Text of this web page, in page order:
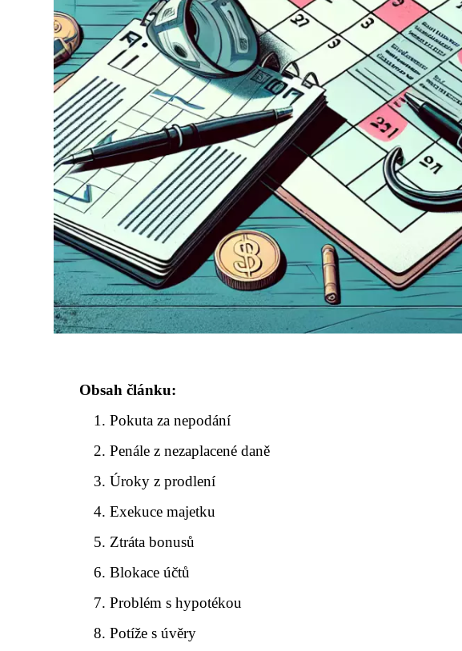
Obsah článku:
Pokuta za nepodání
Penále z nezaplacené daně
Úroky z prodlení
Exekuce majetku
Ztráta bonusů
Blokace účtů
Problém s hypotékou
Potíže s úvěry